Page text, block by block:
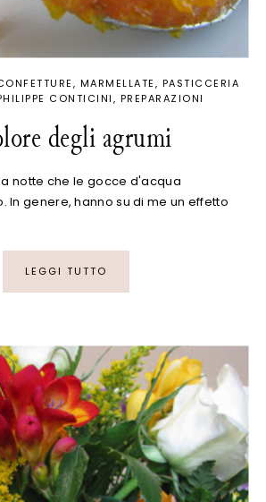
MARMELLATE
PASTICCERIA
CONTICINI PREPARAZIONI
degli agrumi
notte che le gocce d'acqua
In genere, hanno su di me un effetto
LEGGI TUTTO